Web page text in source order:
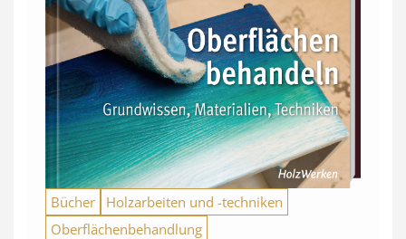
Bücher
Holzarbeiten und -techniken
Oberflächenbehandlung